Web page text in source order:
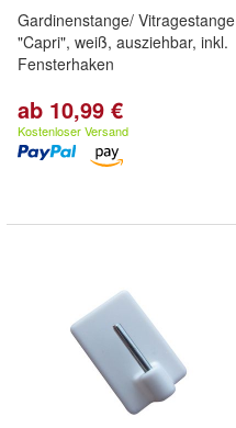
Gardinenstange/ Vitragestange
"Capri", weiß, ausziehbar, inkl.
Fensterhaken
ab 10,99 €
Kostenloser Versand